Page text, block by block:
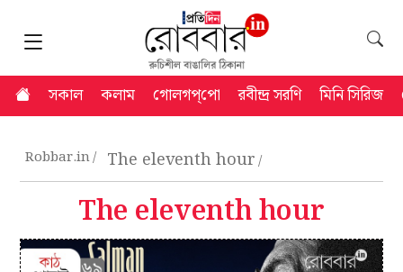
সকাল কলাম গোলগপ্‌পো রবীন্দ্র সরণি মিনি সিরিজ
Robbar.in The eleventh hour
The eleventh hour